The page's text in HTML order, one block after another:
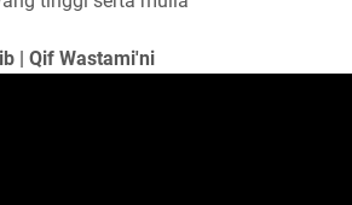
| Qif Wastami'ni